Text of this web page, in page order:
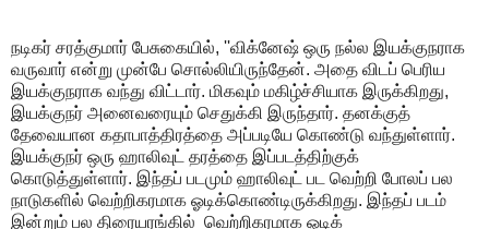
நடிகர் சரத்குமார் பேசுகையில், ''விக்னேஷ் ஒரு நல்ல இயக்குநராக
வருவார் என்று முன்பே சொல்லியிருந்தேன். அதை விடப் பெரிய
இயக்குநராக வந்து விட்டார். மிகவும் மகிழ்ச்சியாக இருக்கிறது,
இயக்குநர் அனைவரையும் செதுக்கி இருந்தார். தனக்குத்
தேவையான கதாபாத்திரத்தை அப்படியே கொண்டு வந்துள்ளார்.
இயக்குநர் ஒரு ஹாலிவுட் தரத்தை இப்படத்திற்குக்
கொடுத்துள்ளார். இந்தப் படமும் ஹாலிவுட் பட வெற்றி போலப் பல
நாடுகளில் வெற்றிகரமாக ஓடிக்கொண்டிருக்கிறது. இந்தப் படம்
இன்றும் பல திரையரங்கில் வெற்றிகரமாக ஓடிக்